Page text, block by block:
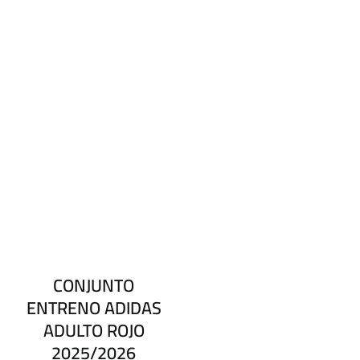
CONJUNTO
ENTRENO ADIDAS
ADULTO ROJO
2025/2026